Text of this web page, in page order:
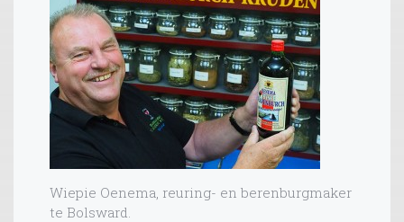
Wiepie Oenema, reuring- en berenburgmaker
te Bolsward.